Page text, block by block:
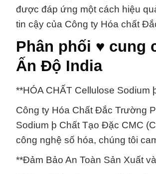
được đáp ứng một cách hiệu
tin cậy của Công ty Hóa chất
Phân phối ♥ cung
Ấn Độ India
**HÓA CHẤT Cellulose
Công ty Hóa Chất Đắc Trường
Sodium þ Chất Tạo Đặc CMC
công nghệ số hóa, chúng tôi
**Đảm Bảo An Toàn Sản Xuất